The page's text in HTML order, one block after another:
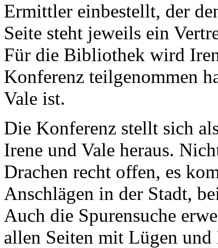
Ermittler einbestellt, der
Seite steht jeweils ein
Für die Bibliothek wird
Konferenz teilgenommen
Vale ist.
Die Konferenz stellt sich
Irene und Vale heraus.
Drachen recht offen, es
Anschlägen in der Stadt,
Auch die Spurensuche
allen Seiten mit Lügen